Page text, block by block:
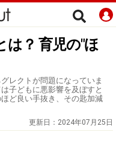
は？ 育児の"ほ
レクトが問題になっていま
子どもに悪影響を及ぼすと
ど良い手抜き、その匙加減
更新日： 2024年07月25日